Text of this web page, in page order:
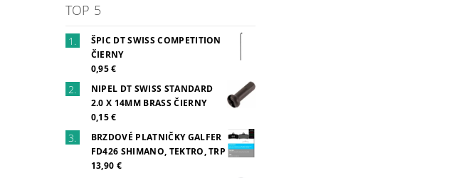
TOP 5
ŠPIC DT SWISS COMPETITION
ČIERNY
0,95 €
NIPEL DT SWISS STANDARD
2.0 X 14MM BRASS ČIERNY
0,15 €
BRZDOVÉ PLATNIČKY GALFER
FD426 SHIMANO, TEKTRO, TRP
13,90 €